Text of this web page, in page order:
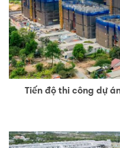
Tiến độ thi công dự